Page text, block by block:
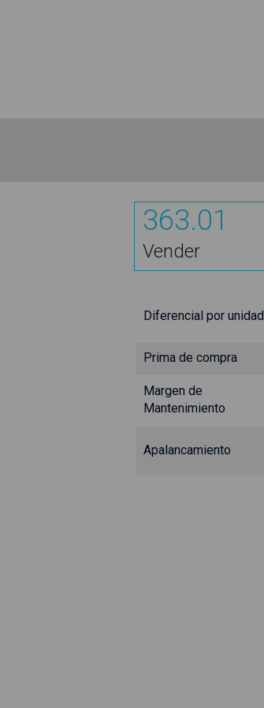
363.01
Vender
Diferencial por unidad
Prima de compra
Margen de
Mantenimiento
Apalancamiento